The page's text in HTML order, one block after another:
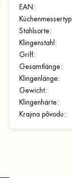
EAN :
Küchenmessertyp
Stahlsorte:
Klingenstahl :
Griff:
Gesamtlänge:
Klingenlänge:
Gewicht:
Klingenhärte:
Krajina pôvodu :